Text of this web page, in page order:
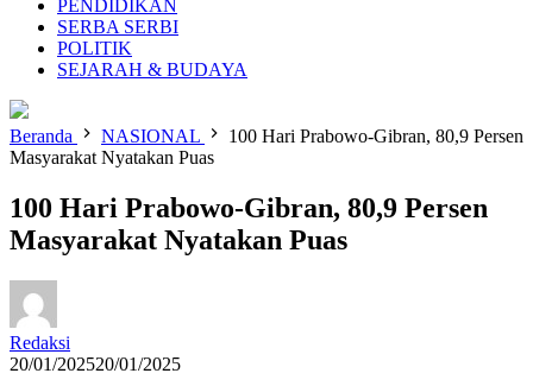
PENDIDIKAN
SERBA SERBI
POLITIK
SEJARAH & BUDAYA
Beranda NASIONAL
100 Hari Prabowo-Gibran, 80,9 Persen
Masyarakat Nyatakan Puas
100 Hari Prabowo-Gibran, 80,9 Persen
Masyarakat Nyatakan Puas
Redaksi
20/01/202520/01/2025